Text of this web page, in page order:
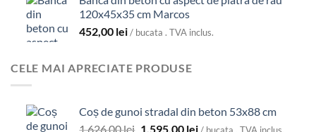
120x45x35 cm Marcos
452,00 lei / bucata . TVA inclus.
CELE MAI APRECIATE PRODUSE
Coș de gunoi stradal din beton 53x88 cm
1.626,00lei Prețul
1.595,00 leiPrețul